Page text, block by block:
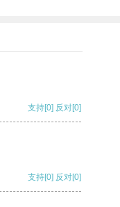
支持[0] 反对[0]
支持[0] 反对[0]